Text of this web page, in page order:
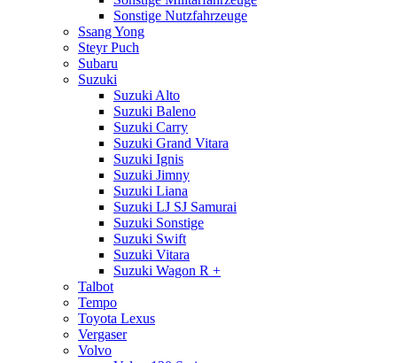
Sonstige Nutzfahrzeuge
Ssang Yong
Steyr Puch
Subaru
Suzuki
Suzuki Alto
Suzuki Baleno
Suzuki Carry
Suzuki Grand Vitara
Suzuki Ignis
Suzuki Jimny
Suzuki Liana
Suzuki LJ SJ Samurai
Suzuki Sonstige
Suzuki Swift
Suzuki Vitara
Suzuki Wagon R +
Talbot
Tempo
Toyota Lexus
Vergaser
Volvo